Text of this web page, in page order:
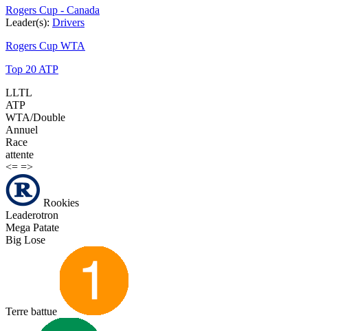
Rogers Cup - Canada
Leader(s): Drivers
Rogers Cup WTA
Top 20 ATP
LLTL
ATP
WTA/Double
Annuel
Race
attente
<= =>
Rookies
Leaderotron
Mega Patate
Big Lose
Terre battue